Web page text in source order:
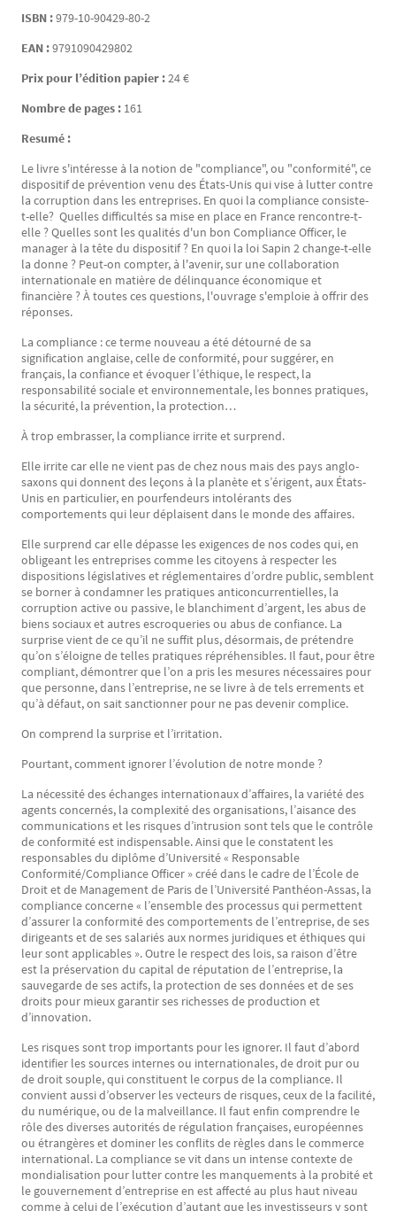
ISBN :979-10-90429-80-2
EAN :9791090429802
Prix pour l’édition papier :24 €
Nombre de pages : 161
Resumé :
Le livre s'intéresse à la notion de "compliance", ou "conformité", ce
dispositif de prévention venu des États-Unis qui vise à lutter contre
la corruption dans les entreprises. En quoi la compliance consiste-
t-elle? Quelles difficultés sa mise en place en France rencontre-t-
elle ? Quelles sont les qualités d'un bon Compliance Officer, le
manager à la tête du dispositif ? En quoi la loi Sapin 2 change-t-elle
la donne ? Peut-on compter, à l'avenir, sur une collaboration
internationale en matière de délinquance économique et
financière ? À toutes ces questions, l'ouvrage s'emploie à offrir des
réponses.
La compliance : ce terme nouveau a été détourné de sa
signification anglaise, celle de conformité, pour suggérer, en
français, la confiance et évoquer l’éthique, le respect, la
responsabilité sociale et environnementale, les bonnes pratiques,
la sécurité, la prévention, la protection…
À trop embrasser, la compliance irrite et surprend.
Elle irrite car elle ne vient pas de chez nous mais des pays anglo-
saxons qui donnent des leçons à la planète et s’érigent, aux États-
Unis en particulier, en pourfendeurs intolérants des
comportements qui leur déplaisent dans le monde des affaires.
Elle surprend car elle dépasse les exigences de nos codes qui, en
obligeant les entreprises comme les citoyens à respecter les
dispositions législatives et réglementaires d’ordre public, semblent
se borner à condamner les pratiques anticoncurrentielles, la
corruption active ou passive, le blanchiment d’argent, les abus de
biens sociaux et autres escroqueries ou abus de confiance. La
surprise vient de ce qu’il ne suffit plus, désormais, de prétendre
qu’on s’éloigne de telles pratiques répréhensibles. Il faut, pour être
compliant, démontrer que l’on a pris les mesures nécessaires pour
que personne, dans l’entreprise, ne se livre à de tels errements et
qu’à défaut, on sait sanctionner pour ne pas devenir complice.
On comprend la surprise et l’irritation.
Pourtant, comment ignorer l’évolution de notre monde ?
La nécessité des échanges internationaux d’affaires, la variété des
agents concernés, la complexité des organisations, l’aisance des
communications et les risques d’intrusion sont tels que le contrôle
de conformité est indispensable. Ainsi que le constatent les
responsables du diplôme d’Université « Responsable
Conformité/Compliance Officer » créé dans le cadre de l’École de
Droit et de Management de Paris de l’Université Panthéon-Assas, la
compliance concerne « l’ensemble des processus qui permettent
d’assurer la conformité des comportements de l’entreprise, de ses
dirigeants et de ses salariés aux normes juridiques et éthiques qui
leur sont applicables ». Outre le respect des lois, sa raison d’être
est la préservation du capital de réputation de l’entreprise, la
sauvegarde de ses actifs, la protection de ses données et de ses
droits pour mieux garantir ses richesses de production et
d’innovation.
Les risques sont trop importants pour les ignorer. Il faut d’abord
identifier les sources internes ou internationales, de droit pur ou
de droit souple, qui constituent le corpus de la compliance. Il
convient aussi d’observer les vecteurs de risques, ceux de la facilité,
du numérique, ou de la malveillance. Il faut enfin comprendre le
rôle des diverses autorités de régulation françaises, européennes
ou étrangères et dominer les conflits de règles dans le commerce
international. La compliance se vit dans un intense contexte de
mondialisation pour lutter contre les manquements à la probité et
le gouvernement d’entreprise en est affecté au plus haut niveau
comme à celui de l’exécution d’autant que les investisseurs y sont